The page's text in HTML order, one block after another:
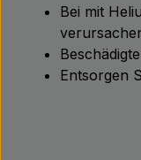
Bei mit
Entsorgen